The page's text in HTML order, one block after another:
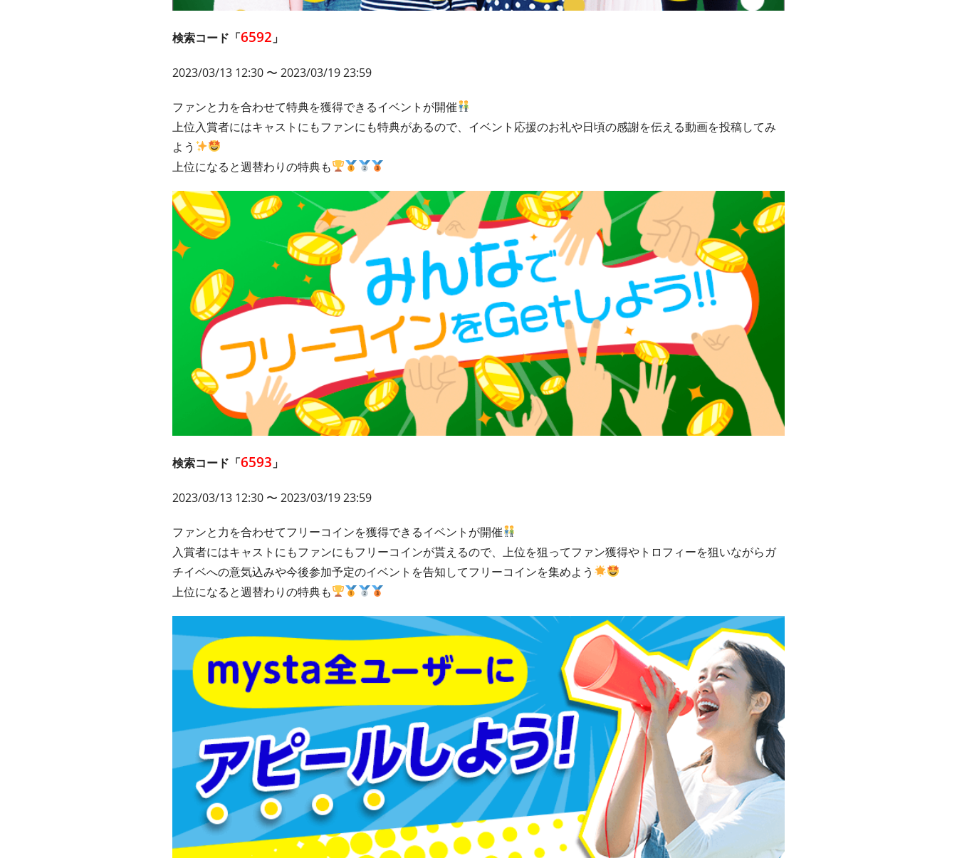
検索コード「6592 」
2023/03/13 12:30 〜 2023/03/19 23:59
ファンと力を合わせて特典を獲得できるイベントが開催
上位入賞者にはキャストにもファンにも特典があるので、イベント応援のお礼や日頃の感謝を伝える動画を投稿してみ
よう
上位になると週替わりの特典も
検索コード「6593 」
2023/03/13 12:30 〜 2023/03/19 23:59
ファンと力を合わせてフリーコインを獲得できるイベントが開催
入賞者にはキャストにもファンにもフリーコインが貰えるので、上位を狙ってファン獲得やトロフィーを狙いながらガ
チイベへの意気込みや今後参加予定のイベントを告知してフリーコインを集めよう
上位になると週替わりの特典も